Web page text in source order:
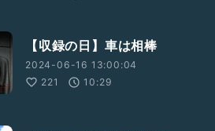
【収録の日】車は相棒
2024-06-16 13:00:04
221
10:29